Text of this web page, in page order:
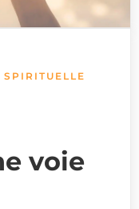
SPIRITUELLE
voie